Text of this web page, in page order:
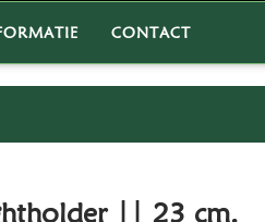
CONTACT
|| 23 cm.